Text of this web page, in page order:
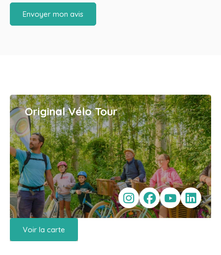
Envoyer mon avis
Original Vélo Tour
Voir la carte